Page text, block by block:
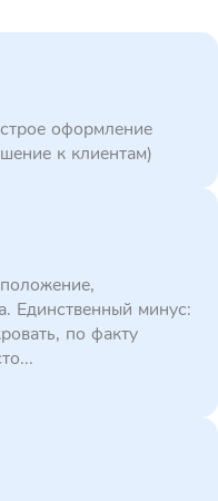
оформление
к клиентам)
Единственный минус:
по факту